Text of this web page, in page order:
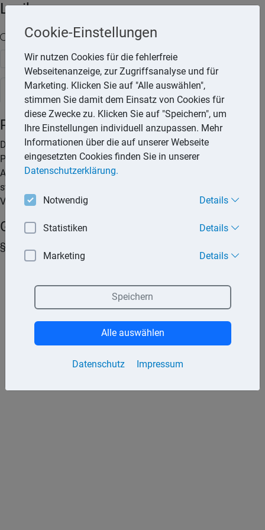
Lexika
Volltext-Suche in den Lexika
Suchen
Steuerlexikon
Pension
Die Pension eines Beamten sowie alle anderen
Pensionszahlungen (z.B. Werksrenten) gelten steuerlich als
Arbeitslohn. Damit unterliegt die Pension der Lohnsteuer. Die
steuerpflichtige Pension kann um einen
Versorgungsfreibetrag im Kalenderjahr gemindert werden.
Gesetze und Urteile (Quellen)
§ 19 EStG
Cookie-Einstellungen
Wir nutzen Cookies für die fehlerfreie
Webseitenanzeige, zur Zugriffsanalyse und für
Marketing. Klicken Sie auf "Alle auswählen",
stimmen Sie damit dem Einsatz von Cookies für
diese Zwecke zu. Klicken Sie auf "Speichern", um
Ihre Einstellungen individuell anzupassen. Mehr
Informationen über die auf unserer Webseite
eingesetzten Cookies finden Sie in unserer
Datenschutzerklärung.
Notwendig Details
Statistiken Details
Marketing Details
Datenschutz Impressum
Speichern
Alle auswählen